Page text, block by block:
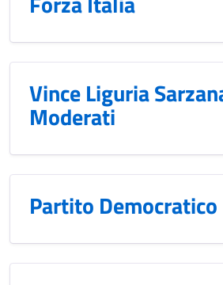
Vince Liguria
Moderati
Partito Democratico